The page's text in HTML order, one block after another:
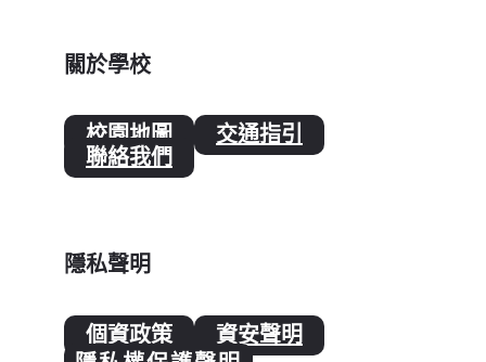
關於學校
校園地圖 交通指引
聯絡我們
隱私聲明
個資政策
資安聲明